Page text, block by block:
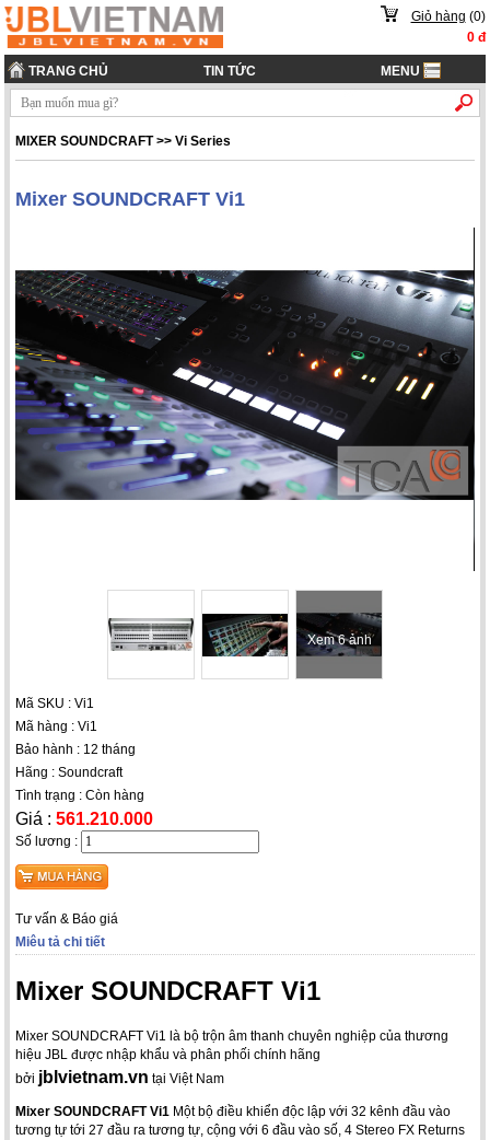
Giỏ hàng (0)
0đ
TRANG CHỦ TIN TỨC MENU
MIXER SOUNDCRAFT>>Vi Series
Mixer SOUNDCRAFT Vi1
Xem 6 ảnh
Mã SKU : Vi1
Mã hàng : Vi1
Bảo hành : 12 tháng
Hãng : Soundcraft
Tình trạng : Còn hàng
Giá :561.210.000
Số lương :
Tư vấn & Báo giá
Miêu tả chi tiết
Mixer SOUNDCRAFT Vi1
Mixer SOUNDCRAFT Vi1 là bộ trộn âm thanh chuyên nghiệp của thương
hiệu JBL được nhập khẩu và phân phối chính hãng
bởi jblvietnam.vn tại Việt Nam
Mixer SOUNDCRAFT Vi1 Một bộ điều khiển độc lập với 32 kênh đầu vào
tương tự tới 27 đầu ra tương tự, cộng với 6 đầu vào số, 4 Stereo FX Returns